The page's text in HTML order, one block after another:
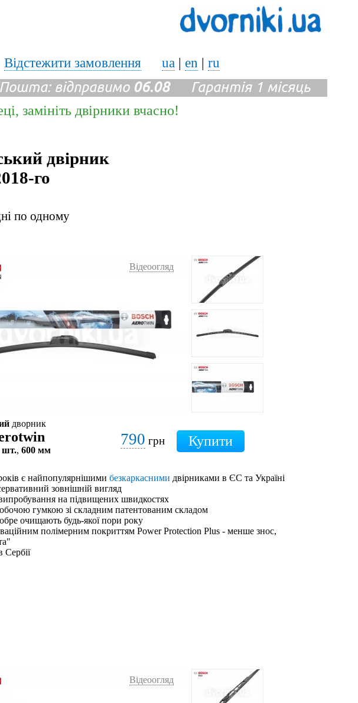
Відстежити замовлення ua | en | ru
відправимо 06.08Гарантія 1 місяць
замініть двірники вчасно!
двірник
го
по одному
Відеоогляд
дворник
шт., 600 мм
790 грн
є найпопулярнішими безкаркасними двірниками в ЄС та Україні
зовнішній вигляд
на підвищених швидкостях
гумкою зі складним патентованим складом
очищають будь-якої пори року
полімерним покриттям Power Protection Plus - менше знос,
Сербії
Відеоогляд